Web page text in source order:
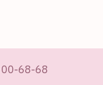
68-68